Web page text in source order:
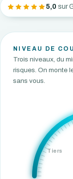
5,0 sur
NIVEAU DE
Trois niveaux, du
risques. On monte
sans vous.
Tiers